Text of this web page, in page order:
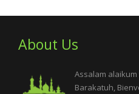
About Us
Assalam
Barakatuh,